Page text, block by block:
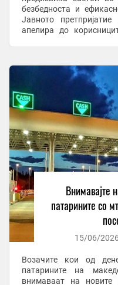
безбедноста и
Јавното
апелира до
Внимавајте
патарините со
15/06/
Возачите кои од
патарините на
внимаваат на